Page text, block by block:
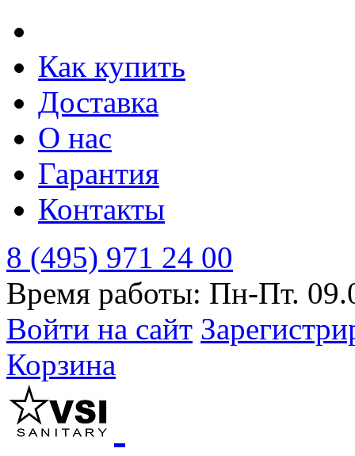
Как купить
Доставка
О нас
Гарантия
Контакты
8 (495) 971 24 00
Время работы: Пн-Пт.
Войти на сайт
Корзина